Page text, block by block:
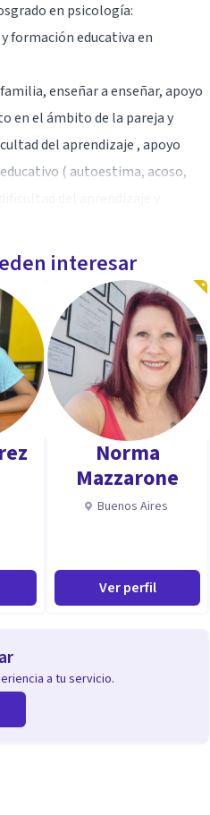
en psicología:
formación educativa en
enseñar a enseñar, apoyo
en el ámbito de la pareja y
del aprendizaje , apoyo
( autoestima, acoso,
familiar y personal. Doto
e intrafamiliares.
y personales,
a desaprender y enseñar a
Intervención con los
carismática, con habilidades
la empatía y
interesar
Norma
Mazzarone
Buenos Aires
Ver perfil
a tu servicio.